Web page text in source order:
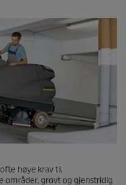
høye krav til
områder, grovt og gjenstridig